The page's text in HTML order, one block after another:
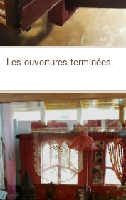
Les ouvertures terminées.